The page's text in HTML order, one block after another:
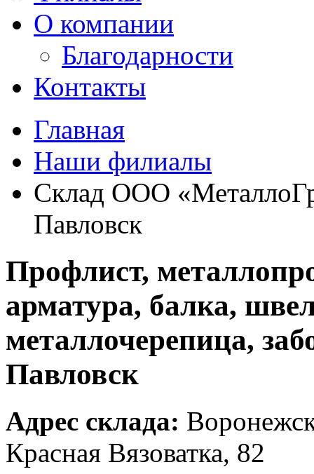
О компании
Благодарности
Контакты
Главная
Наши филиалы
Склад ООО
Павловск
Профлист,
арматура, балка,
металлочерепица,
Павловск
Адрес склада:
Красная Вязоватка, 82